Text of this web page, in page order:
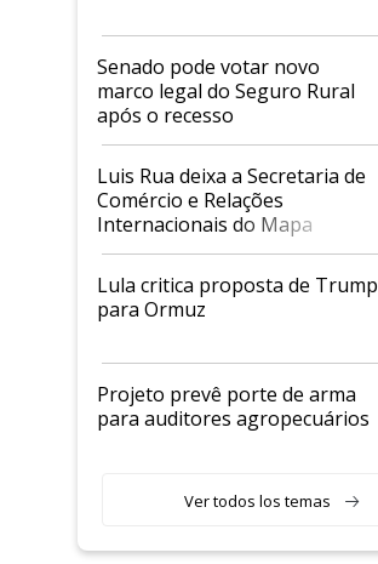
Senado pode votar novo
marco legal do Seguro Rural
após o recesso
Luis Rua deixa a Secretaria de
Comércio e Relações
Internacionais do Mapa
Lula critica proposta de Trump
para Ormuz
Projeto prevê porte de arma
para auditores agropecuários
Ver todos los temas